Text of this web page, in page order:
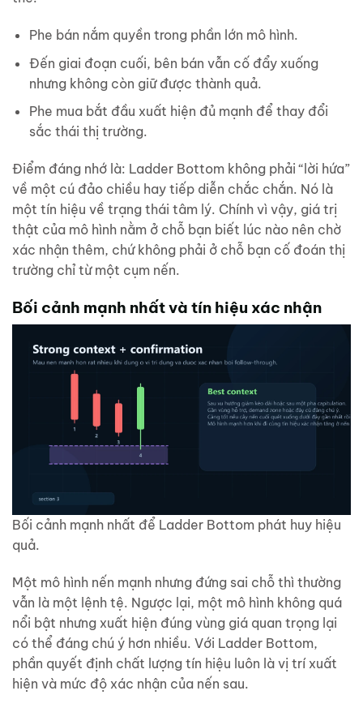
Phe bán nắm quyền trong phần lớn mô hình.
Đến giai đoạn cuối, bên bán vẫn cố đẩy xuống
nhưng không còn giữ được thành quả.
Phe mua bắt đầu xuất hiện đủ mạnh để thay đổi
sắc thái thị trường.
Điểm đáng nhớ là: Ladder Bottom không phải “lời hứa”
về một cú đảo chiều hay tiếp diễn chắc chắn. Nó là
một tín hiệu về trạng thái tâm lý. Chính vì vậy, giá trị
thật của mô hình nằm ở chỗ bạn biết lúc nào nên chờ
xác nhận thêm, chứ không phải ở chỗ bạn cố đoán thị
trường chỉ từ một cụm nến.
Bối cảnh mạnh nhất và tín hiệu xác nhận
Bối cảnh mạnh nhất để Ladder Bottom phát huy hiệu
quả.
Một mô hình nến mạnh nhưng đứng sai chỗ thì thường
vẫn là một lệnh tệ. Ngược lại, một mô hình không quá
nổi bật nhưng xuất hiện đúng vùng giá quan trọng lại
có thể đáng chú ý hơn nhiều. Với Ladder Bottom,
phần quyết định chất lượng tín hiệu luôn là vị trí xuất
hiện và mức độ xác nhận của nến sau.